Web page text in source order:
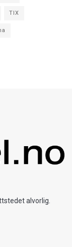
TIX
alvorlig.